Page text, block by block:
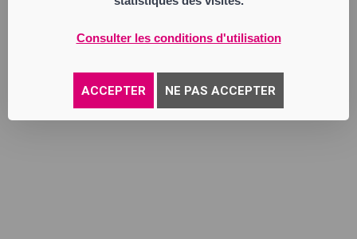
Consulter les conditions d'utilisation
ACCEPTER NE PAS ACCEPTER
d’éléments de sécurité, chaudronnerie et
maintenance des matériels de traitement
de surfaces.
Annonce parue le 02/06/2026